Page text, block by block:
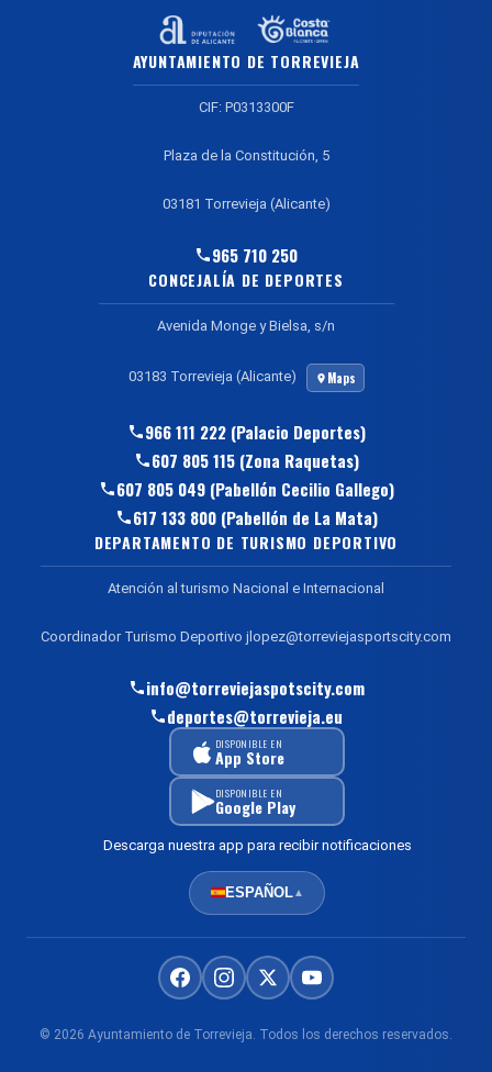
AYUNTAMIENTO DE TORREVIEJA
CIF: P0313300F
Plaza de la Constitución, 5
03181 Torrevieja (Alicante)
965 710 250
CONCEJALÍA DE DEPORTES
Avenida Monge y Bielsa, s/n
03183 Torrevieja (Alicante) Maps
966 111 222 (Palacio Deportes)
607 805 115 (Zona Raquetas)
607 805 049 (Pabellón Cecilio Gallego)
617 133 800 (Pabellón de La Mata)
DEPARTAMENTO DE TURISMO DEPORTIVO
Atención al turismo Nacional e Internacional
Coordinador Turismo Deportivo jlopez@torreviejasportscity.com
info@torreviejaspotscity.com
deportes@torrevieja.eu
DISPONIBLE EN
App Store
DISPONIBLE EN
Google Play
Descarga nuestra app para recibir notificaciones
ESPAÑOL▲
© 2026 Ayuntamiento de Torrevieja. Todos los derechos reservados.